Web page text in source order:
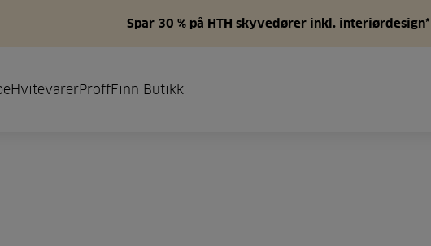
Spar 30 % på HTH skyvedører inkl. interiørdesign*
HvitevarerProffFinn Butikk